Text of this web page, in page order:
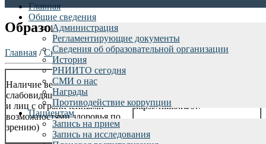
Главная
Общие сведения
Администрация
Регламентирующие документы
Сведения об образовательной организации
История
РНИИТО сегодня
СМИ о нас
Награды
Противодействие коррупции
Пациентам
Запись на прием
Запись на исследования
Образование
Главная /Сведения об образовательной организации
Наличие версии для
слабовидящих (для инвалидов
и лиц с ограниченными
возможностями здоровья по
зрению)
https://rniito.ru/sv/